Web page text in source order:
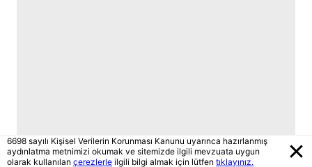
6698 sayılı Kişisel Verilerin Korunması Kanunu uyarınca hazırlanmış
aydınlatma metnimizi okumak ve sitemizde ilgili mevzuata uygun
olarak kullanılan çerezlerle ilgili bilgi almak için lütfen tıklayınız.